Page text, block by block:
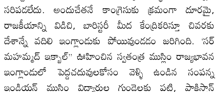
సరిపడలేదు. అందుచేతనే కాంగ్రెసుకు క్రమంగా దూరమై,
రాజకీయాన్ని విడిచి, బారిస్టరీ మీద కేంద్రికరిస్తూ చివరకు
దేశాన్నే వదిలి ఇంగ్లాండుకు పోయివుండడం జరిగింది. ‘సర్‌
మహమ్మద్‌ ఇక్బాల్‌’’ ఊహించిన స్వతంత్ర ముస్లిం రాజ్యభావన
ఇంగ్లాండులో పెద్దచదువులకోసం వెళ్ళి ఉండిన సంపన్న
ఇండియన్‌ ముస్లిం విద్యార్థుల గుండెలకు పట్టి, పాకిస్తాన్‌